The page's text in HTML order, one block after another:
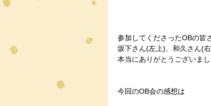
参加してくださったOBの皆
坂下さん(左上)、和久さん(
本当にありがとうございまし
今回のOB会の感想は